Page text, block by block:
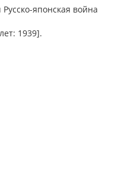
японская война
1939].